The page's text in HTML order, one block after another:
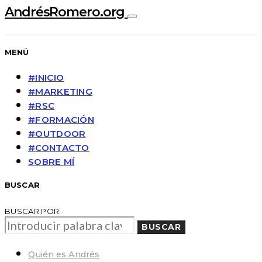
AndrésRomero.org
MENÚ
#INICIO
#MARKETING
#RSC
#FORMACIÓN
#OUTDOOR
#CONTACTO
SOBRE MÍ
BUSCAR
BUSCAR POR:
BUSCAR
Quién es Andrés